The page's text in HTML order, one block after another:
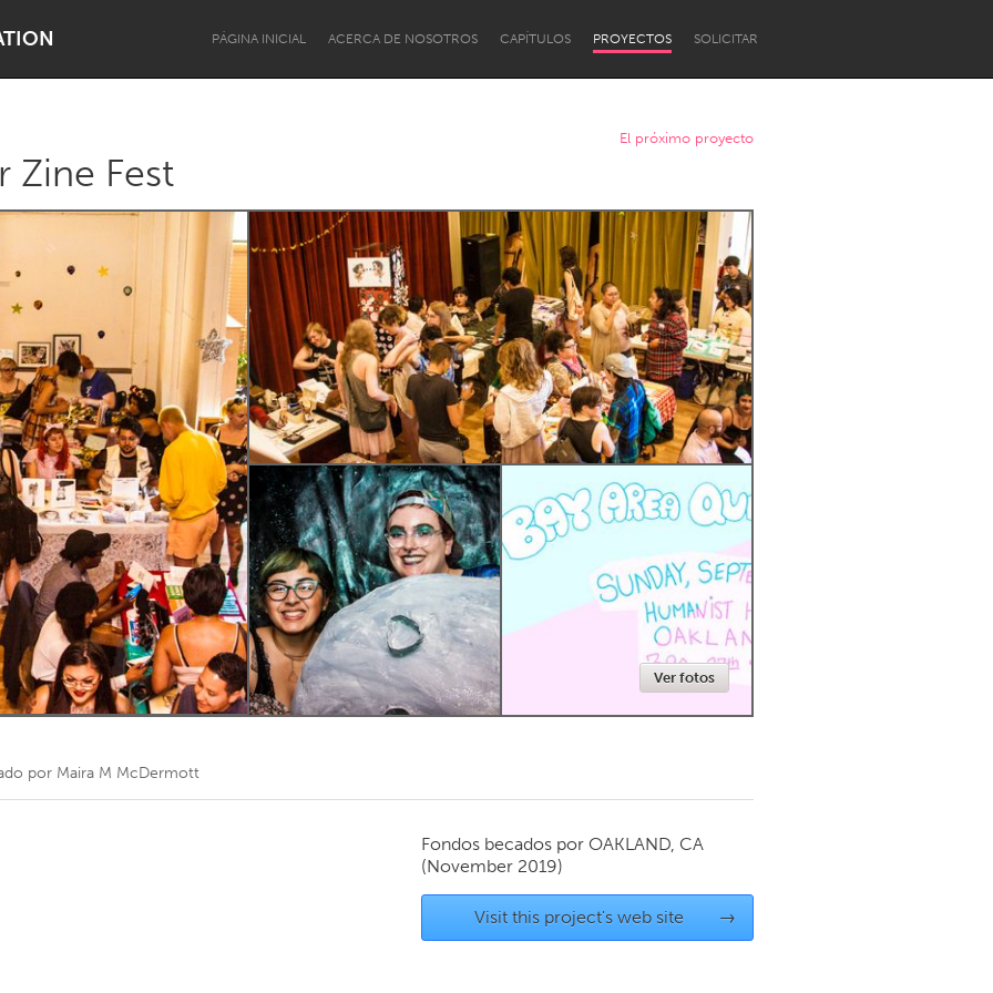
PÁGINA INICIAL ACERCA DE NOSOTROS CAPÍTULOS PROYECTOS SOLICITAR
Dragon Dreaming
Lake Mac Lower Hunter
Newcastle
Kitchener-Waterloo New Glasgow
Newmarket
Toronto
El próximo proyecto
Zine Fest
Ver fotos
por Maira M McDermott
Fondos becados por OAKLAND, CA
(November 2019)
Visit this project's web site →